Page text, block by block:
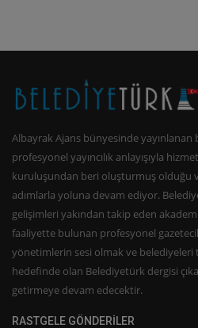
Albayrak Ajans bünyesinde yayınlanan
profesyonel yayıncılık anlayışıyla
kuruluşundan beri oluşturmuş olduğu
adımlarla yoluna devam ediyor.
gelişimleri yakından takip eden
faaliyette bulunan profesyonel
yönetimlerin sesi olmak ve belediyeleri
hedefinde olan Belediyetürk dergisi
getirmeye devam edecektir.
RASTGELE GÖNDERİLER